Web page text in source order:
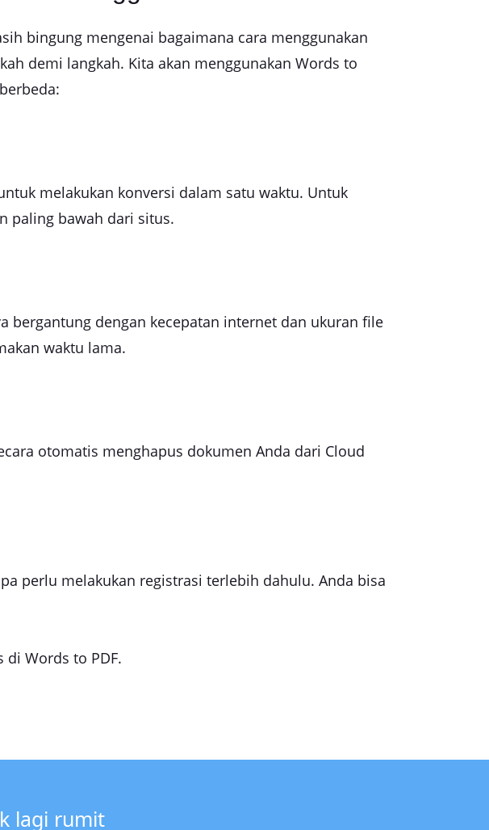
bingung mengenai bagaimana cara menggunakan
demi langkah. Kita akan menggunakan Words to
melakukan konversi dalam satu waktu. Untuk
paling bawah dari situs.
bergantung dengan kecepatan internet dan ukuran file
waktu lama.
otomatis menghapus dokumen Anda dari Cloud
perlu melakukan registrasi terlebih dahulu. Anda bisa
Words to PDF.
lagi rumit